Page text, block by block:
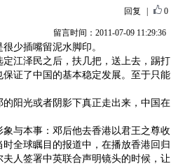
回复 0
留言时间：2011-07-09 11:29:36
少插嘴留泥水脚印。
江泽民之后，扶几把，送上去，踢打
证了中国的基本稳定发展。至于只能
阳光或者阴影下真正走出来，中国在
与本事：邓后他去香港以君王之尊收
全球瞩目的报道中，在播放香港回归
人签署中英联合声明镜头的时候，让